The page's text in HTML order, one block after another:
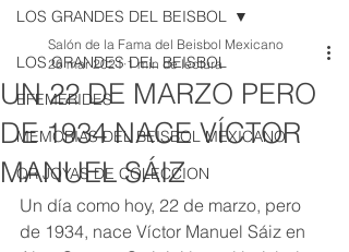
LOS GRANDES DEL BEISBOL
EFEMERIDES
MEMORIAS DEL BEISBOL MEXICANO
QR JOYAS DE COLECCION
LOS GRANDES DEL BEISBOL
UN 22 DE MARZO PERO
DE 1934 NACE VÍCTOR
MANUEL SÁIZ
Salón de la Fama del Beisbol Mexicano
26 mar 2021 1 min de lectura
Un día como hoy, 22 de marzo, pero
de 1934, nace Víctor Manuel Sáiz en